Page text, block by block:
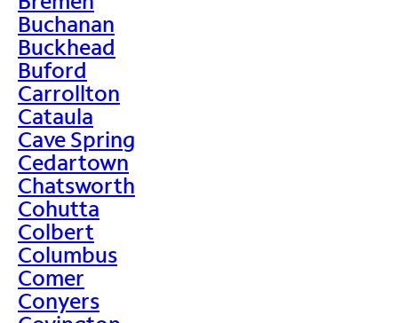
Buchanan
Buckhead
Buford
Carrollton
Cataula
Cave Spring
Cedartown
Chatsworth
Cohutta
Colbert
Columbus
Comer
Conyers